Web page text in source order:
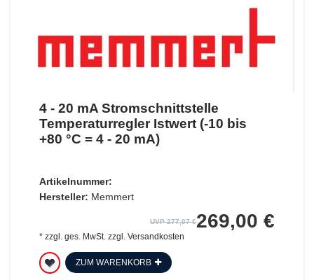
4 - 20 mA Stromschnittstelle
Temperaturregler Istwert (-10 bis
+80 °C = 4 - 20 mA)
Artikelnummer:
Hersteller: Memmert
UVP 277,07 €269,00 €
* zzgl. ges. MwSt.zzgl. Versandkosten
ZUM WARENKORB